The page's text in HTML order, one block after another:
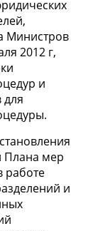
Министров
2012 г,
и
для
Плана мер
работе
и